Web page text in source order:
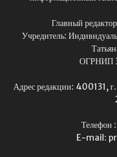
Главный
Учредитель:
ОГРНИП
Адрес редакции: 400131,
E-mail: